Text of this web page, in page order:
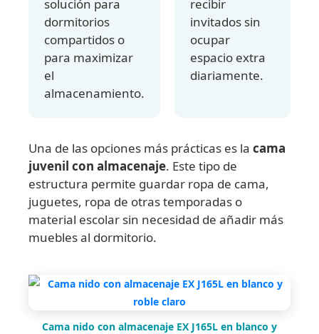
solución para
dormitorios
compartidos o
para maximizar
el
almacenamiento.
recibir
invitados sin
ocupar
espacio extra
diariamente.
Una de las opciones más prácticas es la cama
juvenil con almacenaje. Este tipo de
estructura permite guardar ropa de cama,
juguetes, ropa de otras temporadas o
material escolar sin necesidad de añadir más
muebles al dormitorio.
Cama nido con almacenaje EX J165L en blanco y